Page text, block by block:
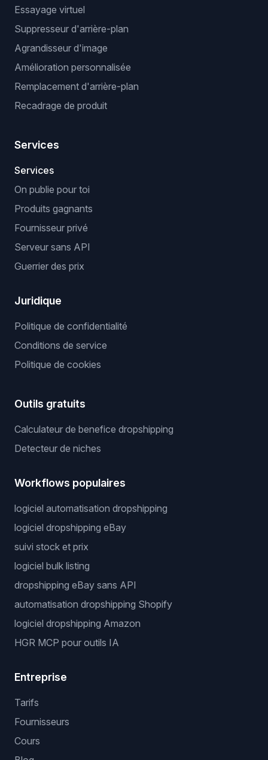
Essayage virtuel
Suppresseur d'arrière-plan
Agrandisseur d'image
Amélioration personnalisée
Remplacement d'arrière-plan
Recadrage de produit
Services
Services
On publie pour toi
Produits gagnants
Fournisseur privé
Serveur sans API
Guerrier des prix
Juridique
Politique de confidentialité
Conditions de service
Politique de cookies
Outils gratuits
Calculateur de benefice dropshipping
Detecteur de niches
Workflows populaires
logiciel automatisation dropshipping
logiciel dropshipping eBay
suivi stock et prix
logiciel bulk listing
dropshipping eBay sans API
automatisation dropshipping Shopify
logiciel dropshipping Amazon
HGR MCP pour outils IA
Entreprise
Tarifs
Fournisseurs
Cours